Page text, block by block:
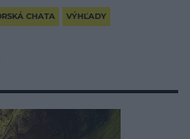
CHATA VÝHĽADY